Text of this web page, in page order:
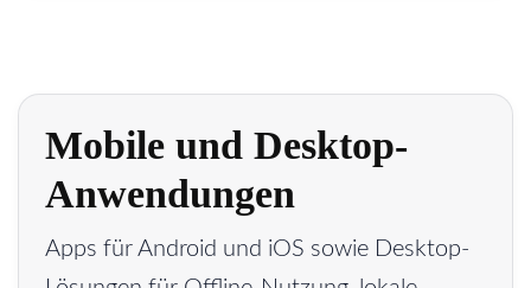
Mobile und Desktop-
Anwendungen
Apps für Android und iOS sowie Desktop-